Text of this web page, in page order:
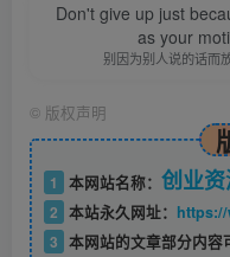
Don't give up just
as your
别因为别人说的话而
© 版权声明
1 本网站名称： 创业
2 本站永久网址：
3 本网站的文章部分内容